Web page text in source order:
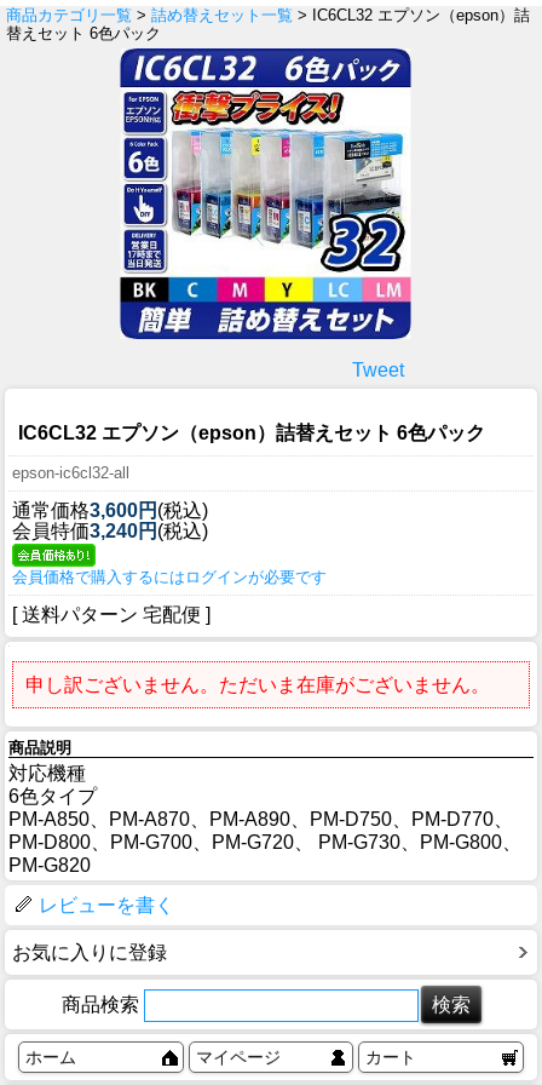
商品カテゴリ一覧 > 詰め替えセット一覧 > IC6CL32 エプソン（epson）詰
替えセット 6色パック
Tweet
IC6CL32 エプソン（epson）詰替えセット 6色パック
epson-ic6cl32-all
通常価格3,600円 (税込)
会員特価3,240円 (税込)
会員価格で購入するにはログインが必要です
[ 送料パターン 宅配便 ]
申し訳ございません。ただいま在庫がございません。
商品説明
対応機種
6色タイプ
PM-A850、PM-A870、PM-A890、PM-D750、PM-D770、
PM-D800、PM-G700、PM-G720、 PM-G730、PM-G800、
PM-G820
レビューを書く
お気に入りに登録
商品検索
ホーム マイページ カート